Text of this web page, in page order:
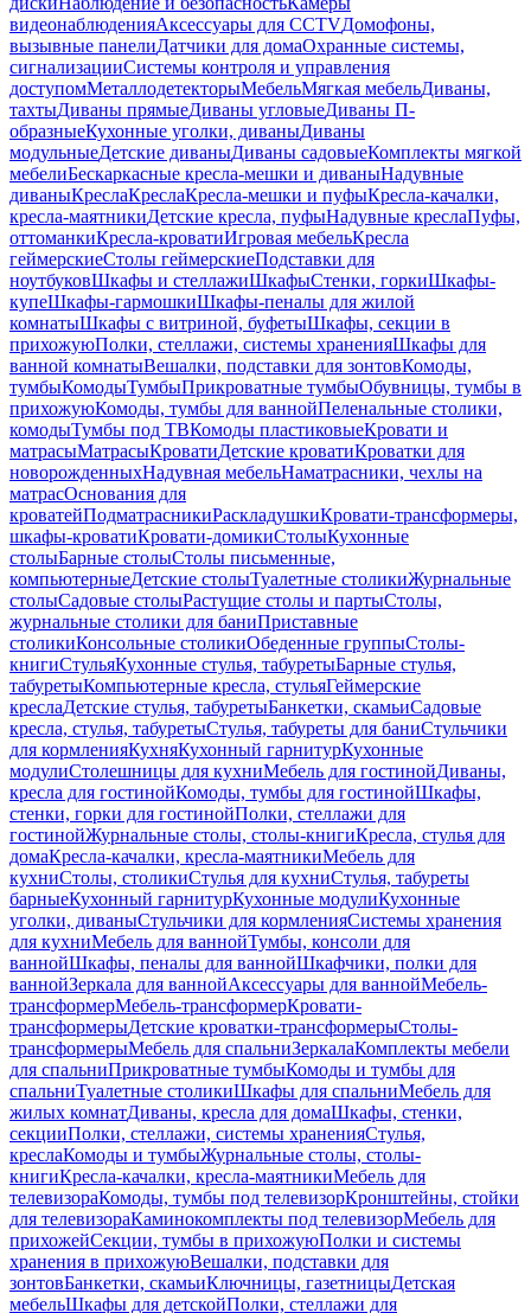
видеонаблюденияАксессуары для CCTVДомофоны,
вызывные панелиДатчики для домаОхранные системы,
сигнализацииСистемы контроля и управления
доступомМеталлодетекторыМебельМягкая мебельДиваны,
тахтыДиваны прямыеДиваны угловыеДиваны П-
образныеКухонные уголки, диваныДиваны
модульныеДетские диваныДиваны садовыеКомплекты мягкой
мебелиБескаркасные кресла-мешки и диваныНадувные
диваныКреслаКреслаКресла-мешки и пуфыКресла-качалки,
кресла-маятникиДетские кресла, пуфыНадувные креслаПуфы,
оттоманкиКресла-кроватиИгровая мебельКресла
геймерскиеСтолы геймерскиеПодставки для
ноутбуковШкафы и стеллажиШкафыСтенки, горкиШкафы-
купеШкафы-гармошкиШкафы-пеналы для жилой
комнатыШкафы с витриной, буфетыШкафы, секции в
прихожуюПолки, стеллажи, системы храненияШкафы для
ванной комнатыВешалки, подставки для зонтовКомоды,
тумбыКомодыТумбыПрикроватные тумбыОбувницы, тумбы в
прихожуюКомоды, тумбы для ваннойПеленальные столики,
комодыТумбы под ТВКомоды пластиковыеКровати и
матрасыМатрасыКроватиДетские кроватиКроватки для
новорожденныхНадувная мебельНаматрасники, чехлы на
матрасОснования для
кроватейПодматрасникиРаскладушкиКровати-трансформеры,
шкафы-кроватиКровати-домикиСтолыКухонные
столыБарные столыСтолы письменные,
компьютерныеДетские столыТуалетные столикиЖурнальные
столыСадовые столыРастущие столы и партыСтолы,
журнальные столики для баниПриставные
столикиКонсольные столикиОбеденные группыСтолы-
книгиСтульяКухонные стулья, табуретыБарные стулья,
табуретыКомпьютерные кресла, стульяГеймерские
креслаДетские стулья, табуретыБанкетки, скамьиСадовые
кресла, стулья, табуретыСтулья, табуреты для баниСтульчики
для кормленияКухняКухонный гарнитурКухонные
модулиСтолешницы для кухниМебель для гостинойДиваны,
кресла для гостинойКомоды, тумбы для гостинойШкафы,
стенки, горки для гостинойПолки, стеллажи для
гостинойЖурнальные столы, столы-книгиКресла, стулья для
домаКресла-качалки, кресла-маятникиМебель для
кухниСтолы, столикиСтулья для кухниСтулья, табуреты
барныеКухонный гарнитурКухонные модулиКухонные
уголки, диваныСтульчики для кормленияСистемы хранения
для кухниМебель для ваннойТумбы, консоли для
ваннойШкафы, пеналы для ваннойШкафчики, полки для
ваннойЗеркала для ваннойАксессуары для ваннойМебель-
трансформерМебель-трансформерКровати-
трансформерыДетские кроватки-трансформерыСтолы-
трансформерыМебель для спальниЗеркалаКомплекты мебели
для спальниПрикроватные тумбыКомоды и тумбы для
спальниТуалетные столикиШкафы для спальниМебель для
жилых комнатДиваны, кресла для домаШкафы, стенки,
секцииПолки, стеллажи, системы храненияСтулья,
креслаКомоды и тумбыЖурнальные столы, столы-
книгиКресла-качалки, кресла-маятникиМебель для
телевизораКомоды, тумбы под телевизорКронштейны, стойки
для телевизораКаминокомплекты под телевизорМебель для
прихожейСекции, тумбы в прихожуюПолки и системы
хранения в прихожуюВешалки, подставки для
зонтовБанкетки, скамьиКлючницы, газетницыДетская
мебельШкафы для детскойПолки, стеллажи для